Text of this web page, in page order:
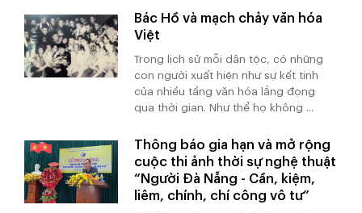
Bác Hồ và mạch chảy văn hóa
Việt
Trong lịch sử mỗi dân tộc, có những
con người xuất hiện như sự kết tinh
của nhiều tầng văn hóa lắng đọng
qua thời gian. Như thể họ không ...
Thông báo gia hạn và mở rộng
cuộc thi ảnh thời sự nghệ thuật
“Người Đà Nẵng - Cần, kiệm,
liêm, chính, chí công vô tư”